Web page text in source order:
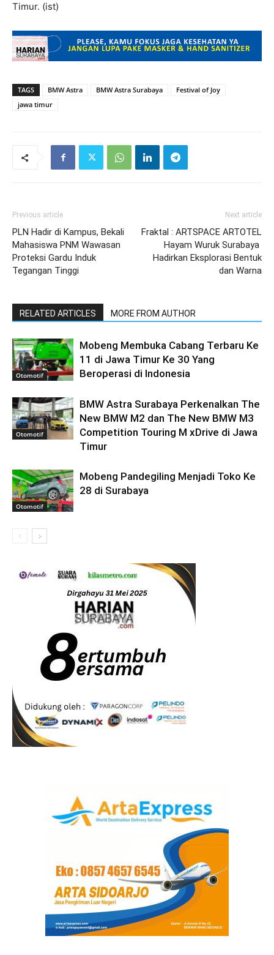
Timur. (ist)
TAGS BMW Astra BMW Astra Surabaya
Festival of Joy
jawa timur
Previous article
PLN Hadir di Kampus, Bekali
Mahasiswa PNM Wawasan
Proteksi Gardu Induk
Tegangan Tinggi
Next article
Fraktal : ARTSPACE ARTOTEL
Hayam Wuruk Surabaya
Hadirkan Eksplorasi Bentuk
dan Warna
RELATED ARTICLES MORE FROM AUTHOR
Otomotif
Mobeng Membuka Cabang Terbaru Ke
11 di Jawa Timur Ke 30 Yang
Beroperasi di Indonesia
Otomotif
BMW Astra Surabaya Perkenalkan The
New BMW M2 dan The New BMW M3
Competition Touring M xDrive di Jawa
Timur
Otomotif
Mobeng Pandegiling Menjadi Toko Ke
28 di Surabaya